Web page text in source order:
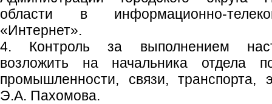
области в информационно-
«Интернет».
4. Контроль за выполнением
возложить на начальника отдела
промышленности, связи, транспорта,
Э.А. Пахомова.